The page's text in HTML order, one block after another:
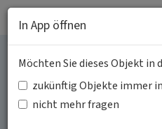
Bergischen
In App öffnen
Möchten Sie dieses Objekt in
zukünftig Objekte immer
nicht mehr fragen